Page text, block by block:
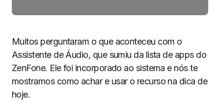
Muitos perguntaram o que aconteceu com o
Assistente de Áudio, que sumiu da lista de apps do
ZenFone. Ele foi incorporado ao sistema e nós te
mostramos como achar e usar o recurso na dica de
hoje.